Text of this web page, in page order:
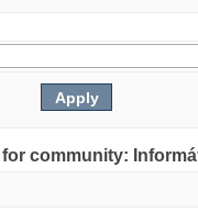
community: